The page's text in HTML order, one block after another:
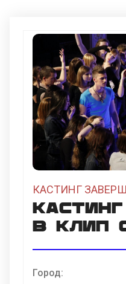
КАСТИНГ
в клип
Город: